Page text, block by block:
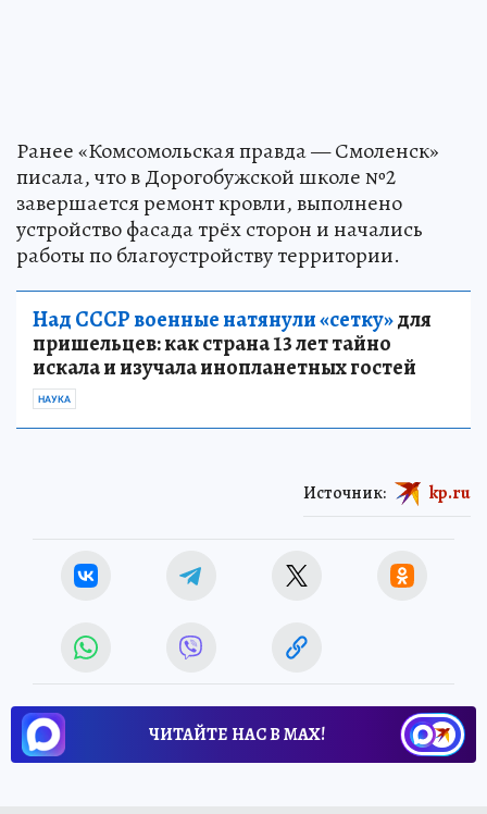
Ранее «Комсомольская правда — Смоленск»
писала, что в Дорогобужской школе №2
завершается ремонт кровли, выполнено
устройство фасада трёх сторон и начались
работы по благоустройству территории.
Над СССР военные натянули «сетку»для
пришельцев: как страна 13 лет тайно
искала и изучала инопланетных гостей
НАУКА
Источник: kp.ru
ЧИТАЙТЕ НАС В МАХ!